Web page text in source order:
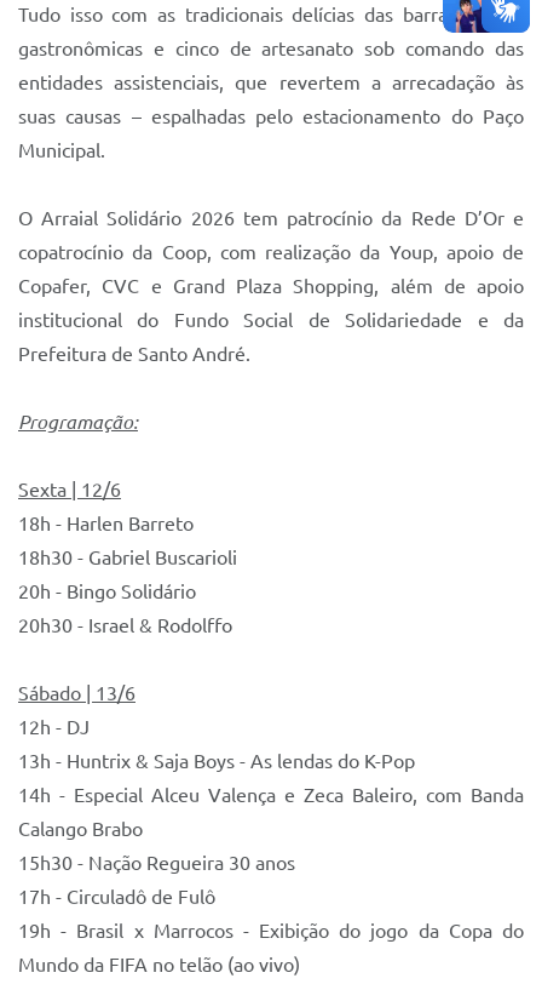
Tudo isso com as tradicionais delícias das barracas – 40
gastronômicas e cinco de artesanato sob comando das
entidades assistenciais, que revertem a arrecadação às
suas causas – espalhadas pelo estacionamento do Paço
Municipal.
O Arraial Solidário 2026 tem patrocínio da Rede D’Or e
copatrocínio da Coop, com realização da Youp, apoio de
Copafer, CVC e Grand Plaza Shopping, além de apoio
institucional do Fundo Social de Solidariedade e da
Prefeitura de Santo André.
Programação:
Sexta | 12/6
18h - Harlen Barreto
18h30 - Gabriel Buscarioli
20h - Bingo Solidário
20h30 - Israel & Rodolffo
Sábado | 13/6
12h - DJ
13h - Huntrix & Saja Boys - As lendas do K-Pop
14h - Especial Alceu Valença e Zeca Baleiro, com Banda
Calango Brabo
15h30 - Nação Regueira 30 anos
17h - Circuladô de Fulô
19h - Brasil x Marrocos - Exibição do jogo da Copa do
Mundo da FIFA no telão (ao vivo)